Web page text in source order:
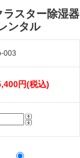
ラスター除湿器
ンタル
003
円(税込)